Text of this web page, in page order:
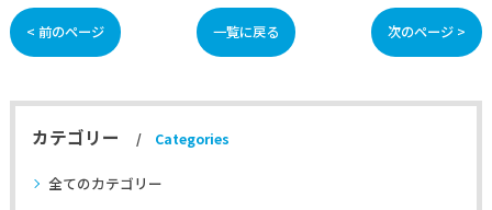
< 前のページ 一覧に戻る 次のページ >
カテゴリー Categories
全てのカテゴリー